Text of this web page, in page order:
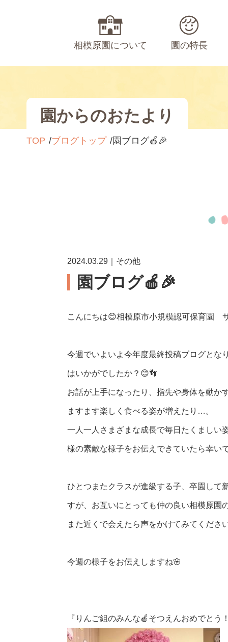
相模原園について 園の特長
園からのおたより
TOP ブログトップ 園ブログ🍎🎉
2024.03.29｜その他
園ブログ🍎🎉
こんにちは😊相模原市小規模認可保育園
今週でいよいよ今年度最終投稿ブログとな
はいかがでしたか？😊👣
お話が上手になったり、指先や身体を動か
ますます楽しく食べる姿が増えたり…。
一人一人さまざまな成長で毎日たくましい
様の素敵な様子をお伝えできていたら幸い
ひとつまたクラスが進級する子、卒園して
すが、お互いにとっても仲の良い相模原園
また近くで会えたら声をかけてみてくださ
今週の様子をお伝えしますね🌸
『りんご組のみんな🍎そつえんおめでとう